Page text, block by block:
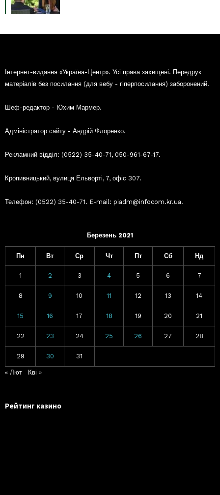
Інтернет-видання «Україна-Центр». Усі права захищені. Передрук
матеріалів без посилання (для вебу - гіперпосилання) заборонений.
Шеф-редактор - Юхим Мармер.
Адміністратор сайту - Андрій Флоренко.
Рекламний відділ: (0522) 35-40-71, 050-961-67-17.
Кропивницький, вулиця Ельворті, 7, офіс 307.
Телефон: (0522) 35-40-71. E-mail: piadm@infocom.kr.ua.
Березень 2021
Пн Вт Ср Чт Пт Сб Нд
1 2 3 4 5 6 7
8 9 10 11 12 13 14
15 16 17 18 19 20 21
22 23 24 25 26 27 28
29 30 31
« Лют Кві »
Рейтинг казино